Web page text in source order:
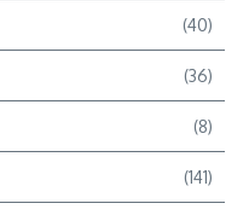
(40)
(36)
(8)
(141)